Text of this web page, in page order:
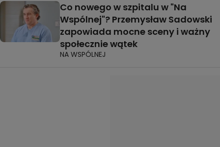
Co nowego w szpitalu w "Na
Wspólnej"? Przemysław Sadowski
zapowiada mocne sceny i ważny
społecznie wątek
NA WSPÓLNEJ